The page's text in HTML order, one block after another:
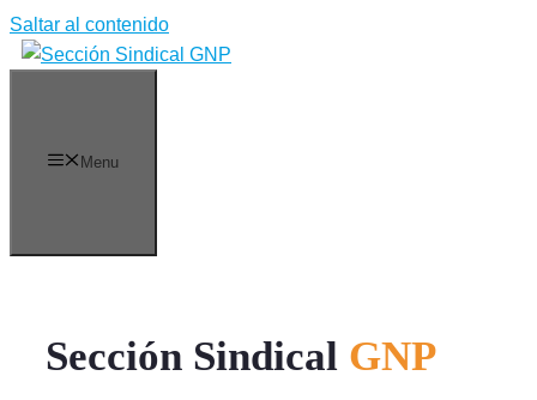
Saltar al contenido
Menu
Sección Sindical GNP